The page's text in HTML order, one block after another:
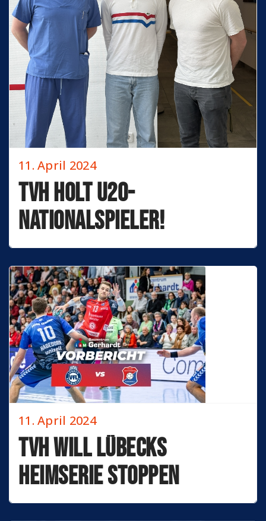
TVH holt U20-
Nationalspieler!
11. April 2024
TVH will Lübecks
Heimserie stoppen
11. April 2024